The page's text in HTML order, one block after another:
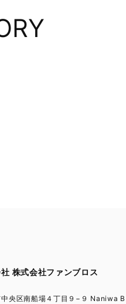
株式会社ファンブロス
央区南船場４丁目９−９ Naniwa